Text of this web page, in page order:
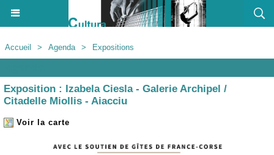
Accueil > Agenda > Expositions
Exposition : Izabela Ciesla - Galerie Archipel /
Citadelle Miollis - Aiacciu
Voir la carte